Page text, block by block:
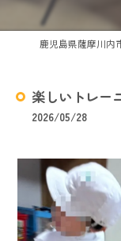
楽しいトレー
2026/05/28